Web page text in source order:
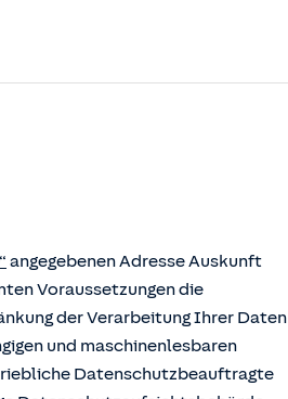
angegebenen Adresse Auskunft
Voraussetzungen die
der Verarbeitung Ihrer Daten
und maschinenlesbaren
Datenschutzbeauftragte